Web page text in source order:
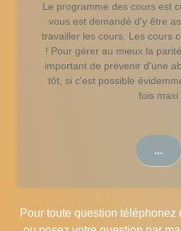
Le programme des cours est
vous est demandé d'y être
travailler les cours. Les cours
! Pour gérer au mieux la
important de prévenir d'une
tôt, si c'est possible
fois maxi
...
Pour toute question téléphonez